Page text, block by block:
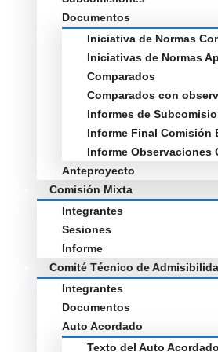
Documentos
Iniciativa de Normas
Iniciativas de Normas
Comparados
Comparados con
Informes de
Informe Final Comisión
Informe Observaciones
Anteproyecto
Comisión Mixta
Integrantes
Sesiones
Informe
Comité Técnico de
Integrantes
Documentos
Auto Acordado
Texto del Auto Acordado